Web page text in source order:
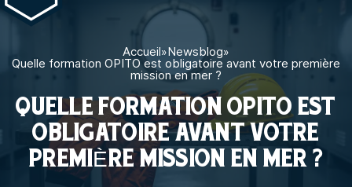
Accueil»Newsblog»
Quelle formation OPITO est obligatoire avant votre première
mission en mer ?
QUELLE FORMATION OPITO EST
OBLIGATOIRE AVANT VOTRE
PREMIÈRE MISSION EN MER ?